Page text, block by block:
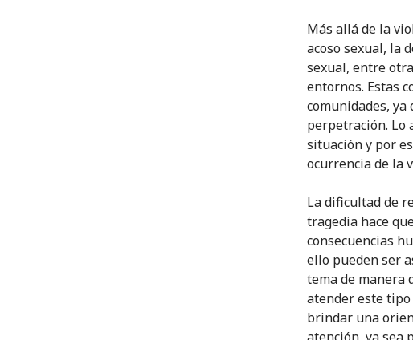
Más allá de la
acoso sexual, la
sexual, entre
entornos. Estas
comunidades,
perpetración. Lo
situación y por
ocurrencia de la
La dificultad de
tragedia hace
consecuencias
ello pueden ser
tema de manera
atender este
brindar una
atención, ya sea